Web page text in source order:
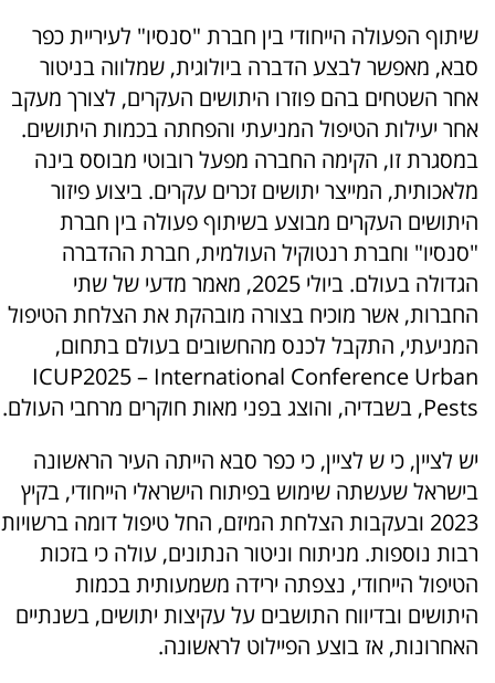
שיתוף הפעולה הייחודי בין חברת "סנסיו" לעיריית כפר
סבא, מאפשר לבצע הדברה ביולוגית, שמלווה בניטור
אחר השטחים בהם פוזרו היתושים העקרים, לצורך מעקב
אחר יעילות הטיפול המניעתי והפחתה בכמות היתושים.
במסגרת זו, הקימה החברה מפעל רובוטי מבוסס בינה
מלאכותית, המייצר יתושים זכרים עקרים. ביצוע פיזור
היתושים העקרים מבוצע בשיתוף פעולה בין חברת
"סנסיו" וחברת רנטוקיל העולמית, חברת ההדברה
הגדולה בעולם. ביולי 2025, מאמר מדעי של שתי
החברות, אשר מוכיח בצורה מובהקת את הצלחת הטיפול
המניעתי, התקבל לכנס מהחשובים בעולם בתחום,
ICUP2025 – International Conference Urban
Pests, בשבדיה, והוצג בפני מאות חוקרים מרחבי העולם.
יש לציין, כי ש לציין, כי כפר סבא הייתה העיר הראשונה
בישראל שעשתה שימוש בפיתוח הישראלי הייחודי, בקיץ
2023 ובעקבות הצלחת המיזם, החל טיפול דומה ברשויות
רבות נוספות. מניתוח וניטור הנתונים, עולה כי בזכות
הטיפול הייחודי, נצפתה ירידה משמעותית בכמות
היתושים ובדיווח התושבים על עקיצות יתושים, בשנתיים
האחרונות, אז בוצע הפיילוט לראשונה.